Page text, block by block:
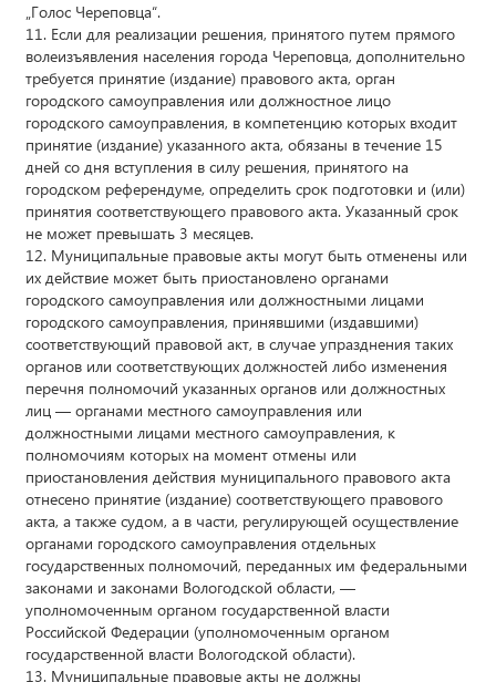
„Голос Череповца“.
11. Если для реализации решения, принятого путем прямого
волеизъявления населения города Череповца, дополнительно
требуется принятие (издание) правового акта, орган
городского самоуправления или должностное лицо
городского самоуправления, в компетенцию которых входит
принятие (издание) указанного акта, обязаны в течение 15
дней со дня вступления в силу решения, принятого на
городском референдуме, определить срок подготовки и (или)
принятия соответствующего правового акта. Указанный срок
не может превышать 3 месяцев.
12. Муниципальные правовые акты могут быть отменены или
их действие может быть приостановлено органами
городского самоуправления или должностными лицами
городского самоуправления, принявшими (издавшими)
соответствующий правовой акт, в случае упразднения таких
органов или соответствующих должностей либо изменения
перечня полномочий указанных органов или должностных
лиц — органами местного самоуправления или
должностными лицами местного самоуправления, к
полномочиям которых на момент отмены или
приостановления действия муниципального правового акта
отнесено принятие (издание) соответствующего правового
акта, а также судом, а в части, регулирующей осуществление
органами городского самоуправления отдельных
государственных полномочий, переданных им федеральными
законами и законами Вологодской области, —
уполномоченным органом государственной власти
Российской Федерации (уполномоченным органом
государственной власти Вологодской области).
13. Муниципальные правовые акты не должны